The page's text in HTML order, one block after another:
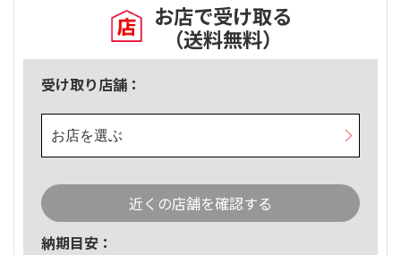
お店で受け取る
（送料無料）
受け取り店舗：
お店を選ぶ
近くの店舗を確認する
納期目安：